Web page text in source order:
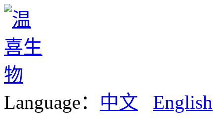
Language： 中文
English